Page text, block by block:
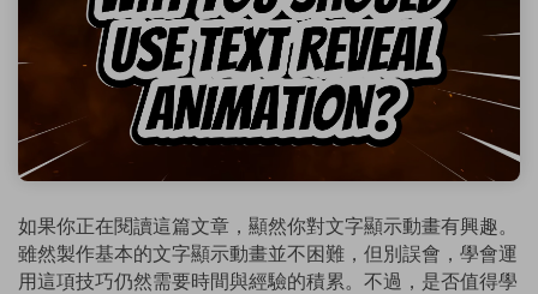
如果你正在閱讀這篇文章，顯然你對文字顯示動畫有興趣。
雖然製作基本的文字顯示動畫並不困難，但別誤會，學會運
用這項技巧仍然需要時間與經驗的積累。不過，是否值得學